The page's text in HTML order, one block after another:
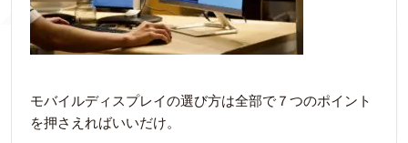
モバイルディスプレイの選び方は全部で７つのポイント
を押さえればいいだけ。